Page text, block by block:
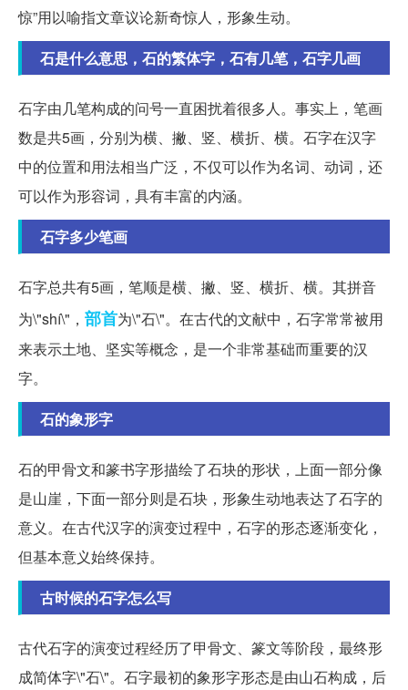
惊”用以喻指文章议论新奇惊人，形象生动。
石是什么意思，石的繁体字，石有几笔，石字几画
石字由几笔构成的问号一直困扰着很多人。事实上，笔画
数是共5画，分别为横、撇、竖、横折、横。石字在汉字
中的位置和用法相当广泛，不仅可以作为名词、动词，还
可以作为形容词，具有丰富的内涵。
石字多少笔画
石字总共有5画，笔顺是横、撇、竖、横折、横。其拼音
为\"shí\"， 部首为\"石\"。在古代的文献中，石字常常被用
来表示土地、坚实等概念，是一个非常基础而重要的汉
字。
石的象形字
石的甲骨文和篆书字形描绘了石块的形状，上面一部分像
是山崖，下面一部分则是石块，形象生动地表达了石字的
意义。在古代汉字的演变过程中，石字的形态逐渐变化，
但基本意义始终保持。
古时候的石字怎么写
古代石字的演变过程经历了甲骨文、篆文等阶段，最终形
成简体字\"石\"。石字最初的象形字形态是由山石构成，后